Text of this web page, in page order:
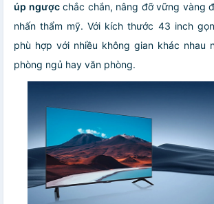
úp ngượcchắc chắn, nâng đỡ vững vàng
nhấn thẩm mỹ. Với kích thước 43 inch
phù hợp với nhiều không gian khác nhau
phòng ngủ hay văn phòng.